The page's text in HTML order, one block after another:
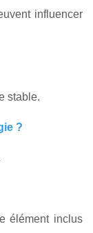
influencer
stable.
?
élément inclus